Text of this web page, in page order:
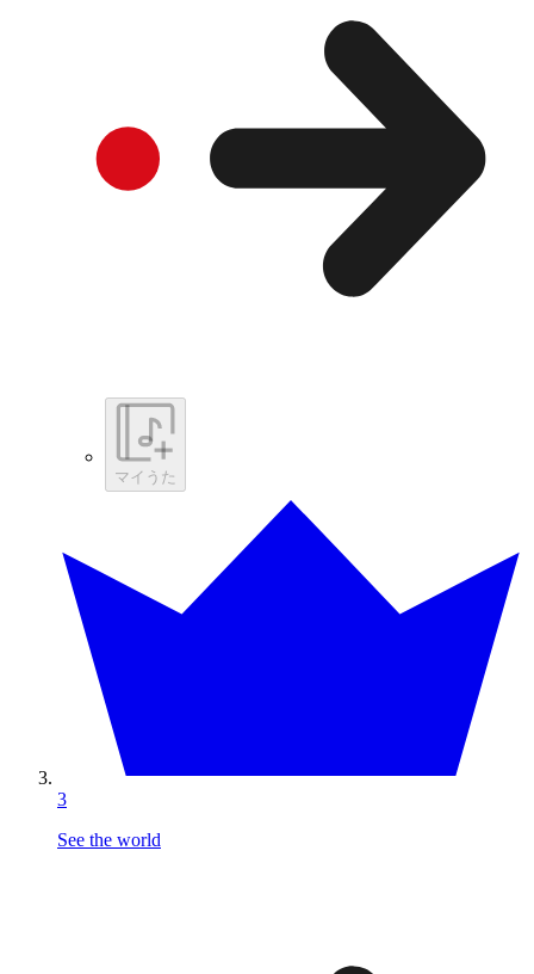
マイうた
3
See the world